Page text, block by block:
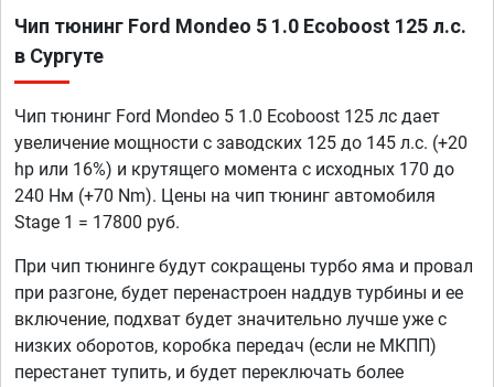
Чип тюнинг Ford Mondeo 5 1.0 Ecoboost 125 л.с.
в Сургуте
Чип тюнинг Ford Mondeo 5 1.0 Ecoboost 125 лс дает
увеличение мощности с заводских 125 до 145 л.с. (+20
hp или 16%) и крутящего момента с исходных 170 до
240 Нм (+70 Nm). Цены на чип тюнинг автомобиля
Stage 1 = 17800 руб.
При чип тюнинге будут сокращены турбо яма и провал
при разгоне, будет перенастроен наддув турбины и ее
включение, подхват будет значительно лучше уже с
низких оборотов, коробка передач (если не МКПП)
перестанет тупить, и будет переключать более